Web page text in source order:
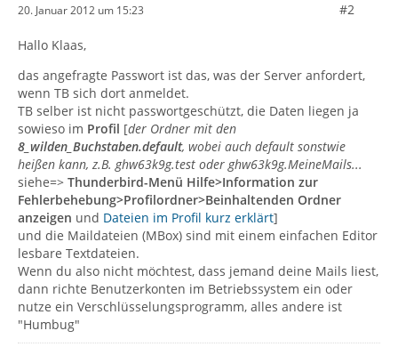
20. Januar 2012 um 15:23 #2
Hallo Klaas,
das angefragte Passwort ist das, was der Server anfordert,
wenn TB sich dort anmeldet.
TB selber ist nicht passwortgeschützt, die Daten liegen ja
sowieso im Profil [der Ordner mit den
8_wilden_Buchstaben.default, wobei auch default sonstwie
heißen kann, z.B. ghw63k9g.test oder ghw63k9g.MeineMails...
siehe=> Thunderbird-Menü Hilfe>Information zur
Fehlerbehebung>Profilordner>Beinhaltenden Ordner
anzeigen und Dateien im Profil kurz erklärt]
und die Maildateien (MBox) sind mit einem einfachen Editor
lesbare Textdateien.
Wenn du also nicht möchtest, dass jemand deine Mails liest,
dann richte Benutzerkonten im Betriebssystem ein oder
nutze ein Verschlüsselungsprogramm, alles andere ist
"Humbug"